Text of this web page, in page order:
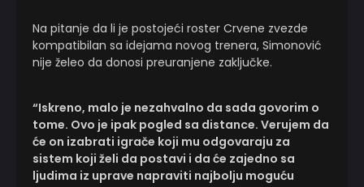
Na pitanje da li je postojeći roster Crvene zvezde
kompatibilan sa idejama novog trenera, Simonović
nije želeo da donosi preuranjene zaključke.
“Iskreno, malo je nezahvalno da sada govorim o
tome. Ovo je ipak pogled sa distance. Verujem da
će on izabrati igrače koji mu odgovaraju za
sistem koji želi da postavi i da će zajedno sa
ljudima iz uprave napraviti najbolju moguću